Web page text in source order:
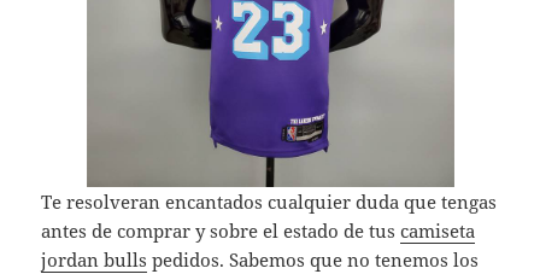
Te resolveran encantados cualquier duda que tengas
antes de comprar y sobre el estado de tuscamiseta
jordan bulls pedidos. Sabemos que no tenemos los